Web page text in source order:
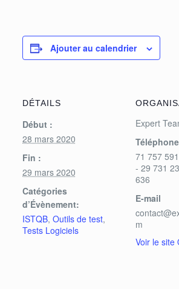
Ajouter au calendrier
DÉTAILS
Début :
28 mars 2020
Fin :
29 mars 2020
Catégories
d’Évènement:
ISTQB, Outils de test,
Tests Logiciels
Expert
Téléphone
71 757
- 29 731
636
E-mail
m
Voir le site